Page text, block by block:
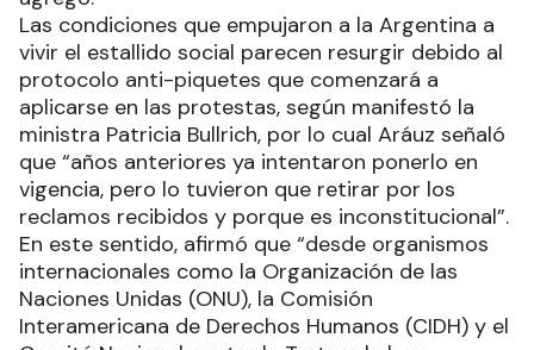
Las condiciones que empujaron a la Argentina a
vivir el estallido social parecen resurgir debido al
protocolo anti-piquetes que comenzará a
aplicarse en las protestas, según manifestó la
ministra Patricia Bullrich, por lo cual Aráuz señaló
que “años anteriores ya intentaron ponerlo en
vigencia, pero lo tuvieron que retirar por los
reclamos recibidos y porque es inconstitucional”.
En este sentido, afirmó que “desde organismos
internacionales como la Organización de las
Naciones Unidas (ONU), la Comisión
Interamericana de Derechos Humanos (CIDH) y el